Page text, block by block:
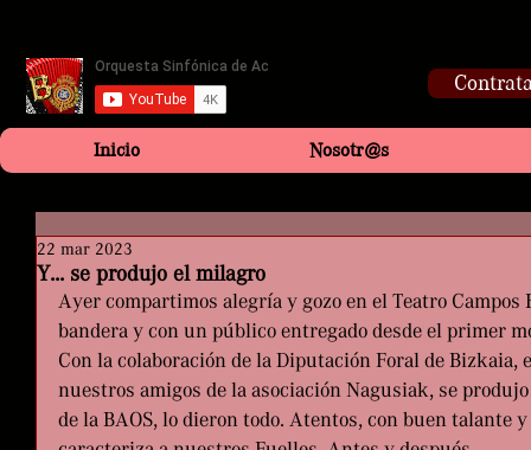
Inicio Nosotr@s
Y... se produjo el milagro
22 mar 2023
Ayer compartimos alegría y gozo en el Teatro
bandera y con un público entregado desde el primer
Con la colaboración de la Diputación Foral de
nuestros amigos de la asociación Nagusiak, se
de la BAOS, lo dieron todo. Atentos, con buen talante